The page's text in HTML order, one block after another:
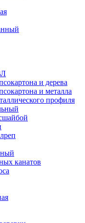
и дерева
и металла
профиля
канатов